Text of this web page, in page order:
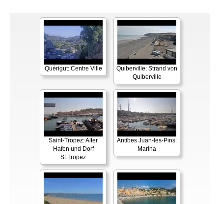
Quérigut: Centre Ville
Quiberville: Strand von
Quiberville
Saint-Tropez: Alter
Hafen und Dorf
St.Tropez
Antibes Juan-les-Pins:
Marina